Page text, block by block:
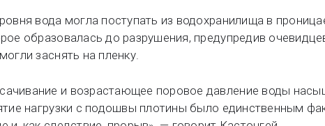
вода могла поступать из водохранилища в
образовалась до разрушения, предупредив
заснять на пленку.
и возрастающее поровое давление воды
нагрузки с подошвы плотины было единственным